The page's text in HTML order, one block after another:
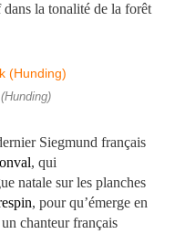
la tonalité de la forêt
Siegmund français
, qui
natale sur les planches
, pour qu’émerge en
un chanteur français